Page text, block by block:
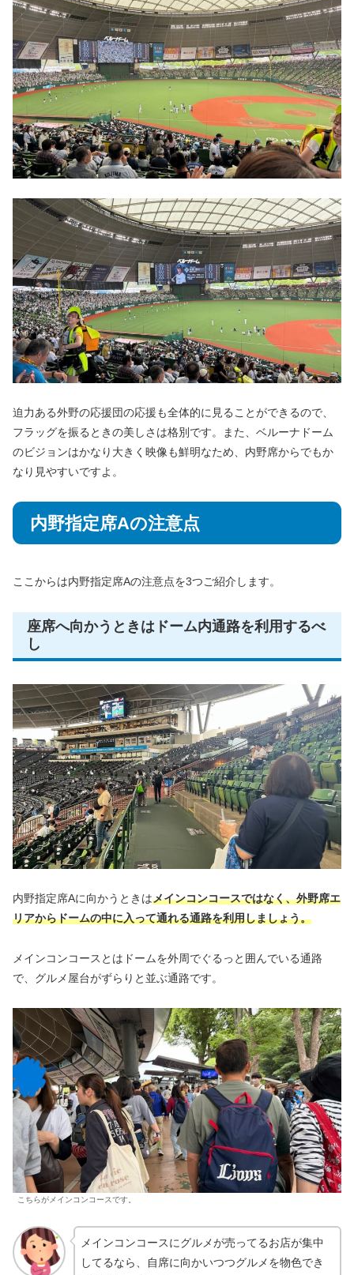
迫力ある外野の応援団の応援も全体的に見ることができるので、
フラッグを振るときの美しさは格別です。また、ベルーナドーム
のビジョンはかなり大きく映像も鮮明なため、内野席からでもか
なり見やすいですよ。
内野指定席Aの注意点
ここからは内野指定席Aの注意点を3つご紹介します。
座席へ向かうときはドーム内通路を利用するべ
し
内野指定席Aに向かうときはメインコンコースではなく、外野席エ
リアからドームの中に入って通れる通路を利用しましょう。
メインコンコースとはドームを外周でぐるっと囲んでいる通路
で、グルメ屋台がずらりと並ぶ通路です。
こちらがメインコンコースです。
メインコンコースにグルメが売ってるお店が集中
してるなら、自席に向かいつつグルメを物色でき